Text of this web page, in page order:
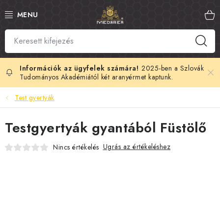
tartalomhoz
SZLOVÁK MÉZ
MANUKA MÉZ
MÉHPEMPŐ
KIRÁLYI ZSELÉ
2025-ben a Szlovák
Tudományos Akadémiától két aranyérmet kaptunk.
Test gyertyák
Testgyertyák gyantából Füstölő
Nincs értékelés Ugrás az értékeléshez